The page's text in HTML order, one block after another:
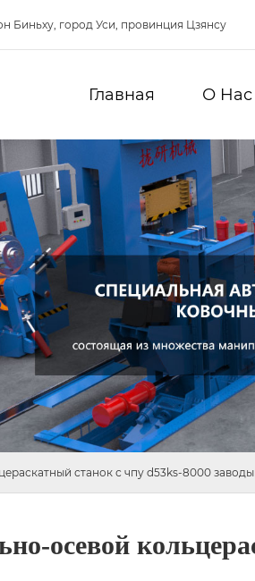
Биньху, город Уси, провинция Цзянсу
Главная О Hас
станок с чпу d53ks-8000 заводы
осевой